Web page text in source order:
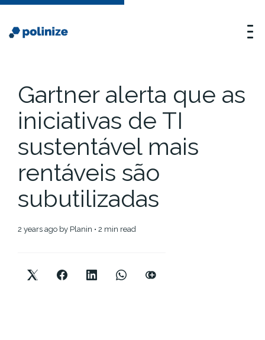
Gartner alerta que as
iniciativas de TI
sustentável mais
rentáveis são
subutilizadas
2 years ago by Planin • 2 min read